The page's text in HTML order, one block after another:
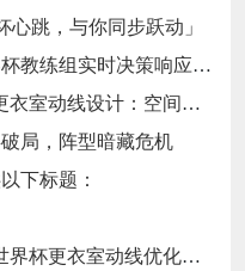
心跳，与你同步跃动」
组实时决策响应系统**
效率评估与运行机制优化路径研究”**
局，阵型暗藏危机
下标题：
更衣室动线优化方案**